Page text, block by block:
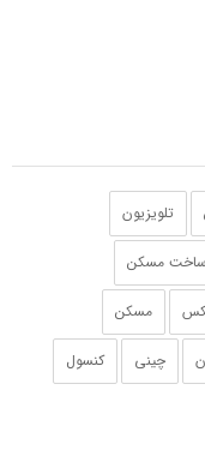
تلویزیون
ساخت مسکن
مسکن
چینی کنسول